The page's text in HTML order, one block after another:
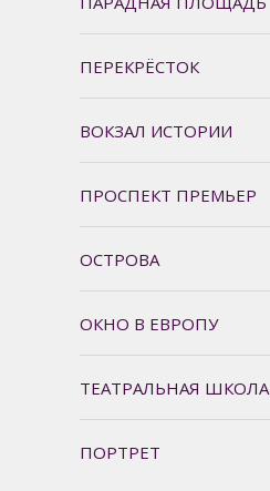
ПЕРЕКРЁСТОК
ВОКЗАЛ ИСТОРИИ
ПРОСПЕКТ ПРЕМЬЕР
ОСТРОВА
ОКНО В ЕВРОПУ
ТЕАТРАЛЬНАЯ ШКОЛА
ПОРТРЕТ